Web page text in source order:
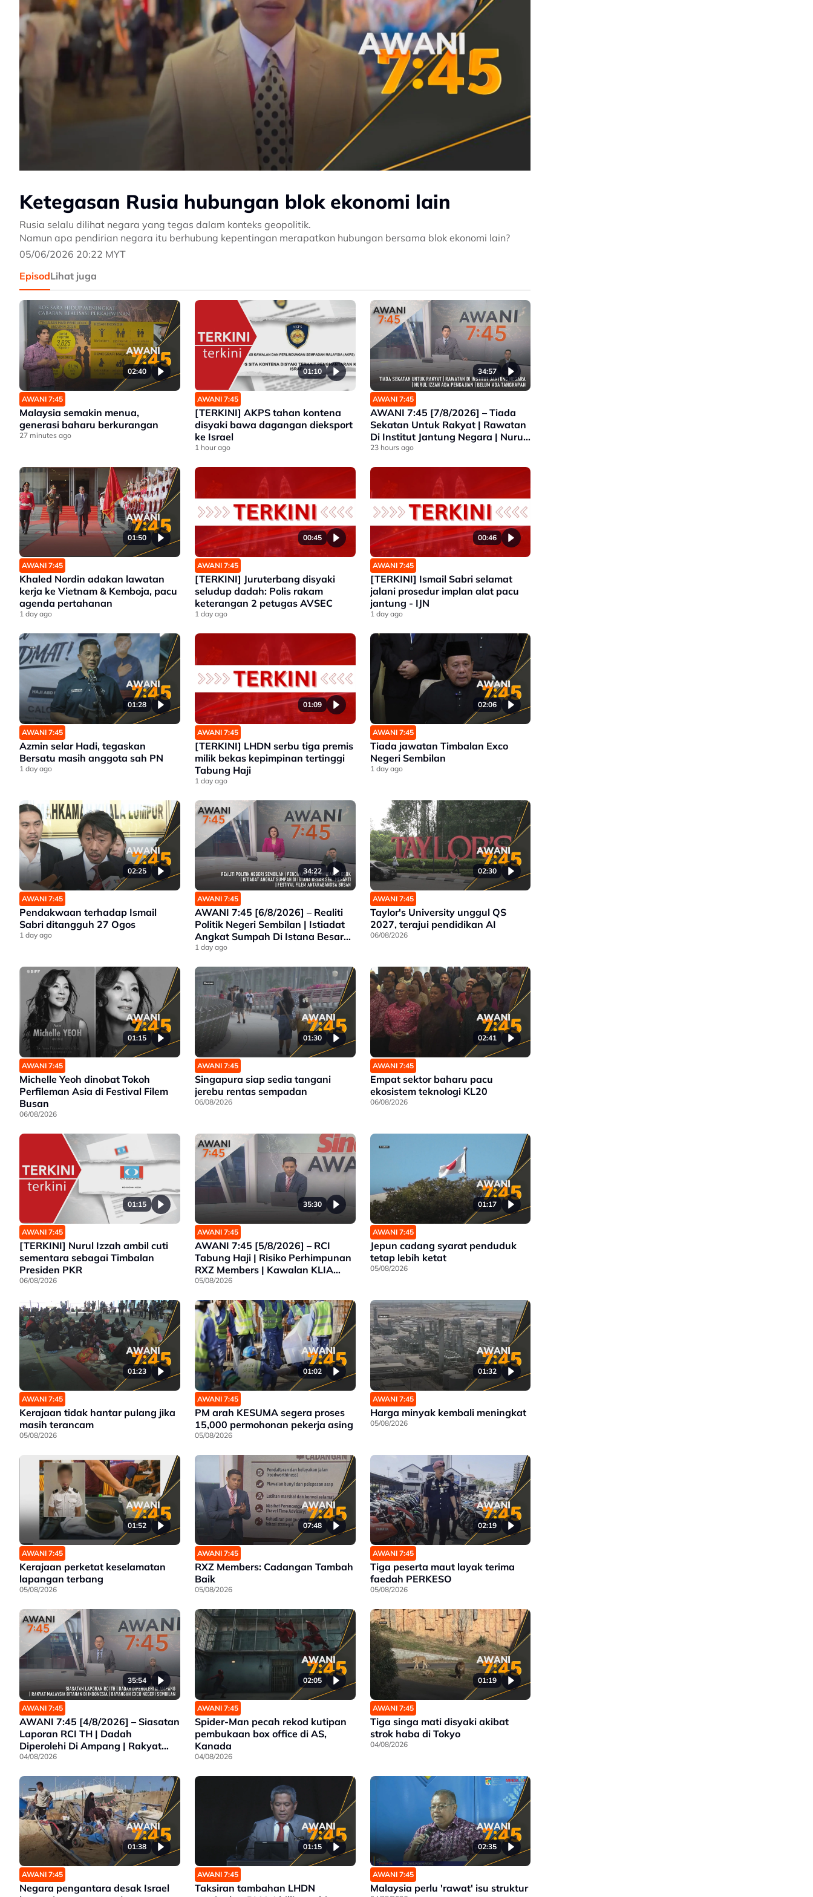
Ketegasan Rusia hubungan blok ekonomi lain
Rusia selalu dilihat negara yang tegas dalam konteks geopolitik.
Namun apa pendirian negara itu berhubung kepentingan merapatkan hubungan bersama blok ekonomi lain?
05/06/2026 20:22 MYT
EpisodLihat juga
02:40
AWANI 7:45
Malaysia semakin menua,
generasi baharu berkurangan
27 minutes ago
01:10
AWANI 7:45
[TERKINI] AKPS tahan kontena
disyaki bawa dagangan dieksport
ke Israel
1 hour ago
34:57
AWANI 7:45
AWANI 7:45 [7/8/2026] – Tiada
Sekatan Untuk Rakyat | Rawatan
Di Institut Jantung Negara | Nurul
Izzah Ada Pengajian | Belum Ada
23 hours ago
01:50
AWANI 7:45
Khaled Nordin adakan lawatan
kerja ke Vietnam & Kemboja, pacu
agenda pertahanan
1 day ago
00:45
AWANI 7:45
[TERKINI] Juruterbang disyaki
seludup dadah: Polis rakam
keterangan 2 petugas AVSEC
1 day ago
00:46
AWANI 7:45
[TERKINI] Ismail Sabri selamat
jalani prosedur implan alat pacu
jantung - IJN
1 day ago
01:28
AWANI 7:45
Azmin selar Hadi, tegaskan
Bersatu masih anggota sah PN
1 day ago
01:09
AWANI 7:45
[TERKINI] LHDN serbu tiga premis
milik bekas kepimpinan tertinggi
Tabung Haji
1 day ago
02:06
AWANI 7:45
Tiada jawatan Timbalan Exco
Negeri Sembilan
1 day ago
02:25
AWANI 7:45
Pendakwaan terhadap Ismail
Sabri ditangguh 27 Ogos
1 day ago
34:22
AWANI 7:45
AWANI 7:45 [6/8/2026] – Realiti
Politik Negeri Sembilan | Istiadat
Angkat Sumpah Di Istana Besar
Seri Menanti | Pendakwaan Di
Antarabangsa Busan
1 day ago
02:30
AWANI 7:45
Taylor's University unggul QS
2027, terajui pendidikan AI
06/08/2026
01:15
AWANI 7:45
Michelle Yeoh dinobat Tokoh
Perfileman Asia di Festival Filem
Busan
06/08/2026
01:30
AWANI 7:45
Singapura siap sedia tangani
jerebu rentas sempadan
06/08/2026
02:41
AWANI 7:45
Empat sektor baharu pacu
ekosistem teknologi KL20
06/08/2026
01:15
AWANI 7:45
[TERKINI] Nurul Izzah ambil cuti
sementara sebagai Timbalan
Presiden PKR
06/08/2026
35:30
AWANI 7:45
AWANI 7:45 [5/8/2026] – RCI
Tabung Haji | Risiko Perhimpunan
RXZ Members | Kawalan KLIA
Lebih Ketat | Pelarian Myanmar
05/08/2026
01:17
AWANI 7:45
Jepun cadang syarat penduduk
tetap lebih ketat
05/08/2026
01:23
AWANI 7:45
Kerajaan tidak hantar pulang jika
masih terancam
05/08/2026
01:02
AWANI 7:45
PM arah KESUMA segera proses
15,000 permohonan pekerja asing
05/08/2026
01:32
AWANI 7:45
Harga minyak kembali meningkat
05/08/2026
01:52
AWANI 7:45
Kerajaan perketat keselamatan
lapangan terbang
05/08/2026
07:48
AWANI 7:45
RXZ Members: Cadangan Tambah
Baik
05/08/2026
02:19
AWANI 7:45
Tiga peserta maut layak terima
faedah PERKESO
05/08/2026
35:54
AWANI 7:45
AWANI 7:45 [4/8/2026] – Siasatan
Laporan RCI TH | Dadah
Diperolehi Di Ampang | Rakyat
Malaysia Ditahan Di Indonesia |
04/08/2026
02:05
AWANI 7:45
Spider-Man pecah rekod kutipan
pembukaan box office di AS,
Kanada
04/08/2026
01:19
AWANI 7:45
Tiga singa mati disyaki akibat
strok haba di Tokyo
04/08/2026
01:38
AWANI 7:45
Negara pengantara desak Israel
01:15
AWANI 7:45
Taksiran tambahan LHDN
02:35
AWANI 7:45
Malaysia perlu 'rawat' isu struktur